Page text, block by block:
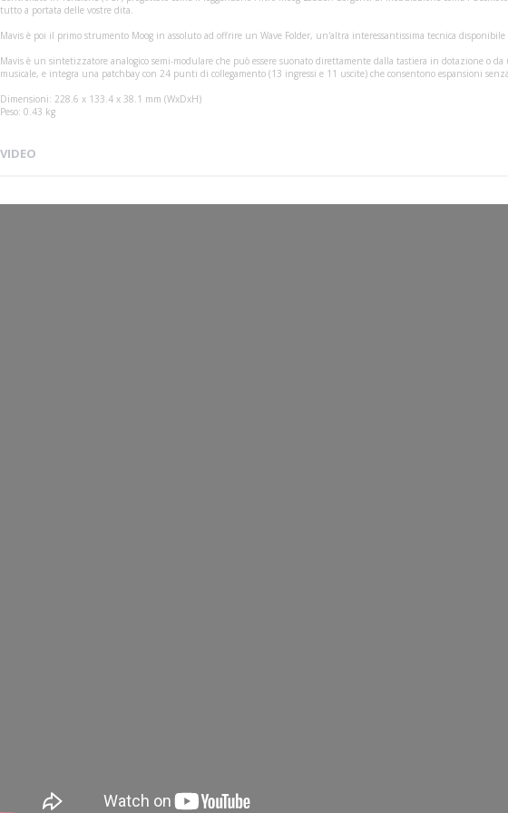
tutto a portata delle vostre dita.
Mavis è poi il primo strumento Moog in assoluto ad offrire un Wave Folder, un'altra interessantissima tecnica
Mavis è un sintetizzatore analogico semi-modulare che può essere suonato direttamente dalla tastiera in dotazione o
musicale, e integra una patchbay con 24 punti di collegamento (13 ingressi e 11 uscite) che consentono espansioni
Dimensioni: 228.6 x 133.4 x 38.1 mm (WxDxH)
Peso: 0.43 kg
VIDEO